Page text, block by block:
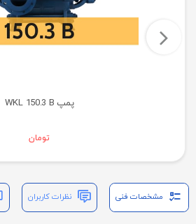
پمپ WKL 150.3 B
تومان
مشخصات فنی نظرات کاربران